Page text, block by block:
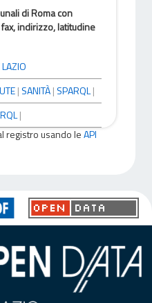
di Roma con
indirizzo, latitudine
| SANITÀ| SPARQL|
|
registro usando leAPI